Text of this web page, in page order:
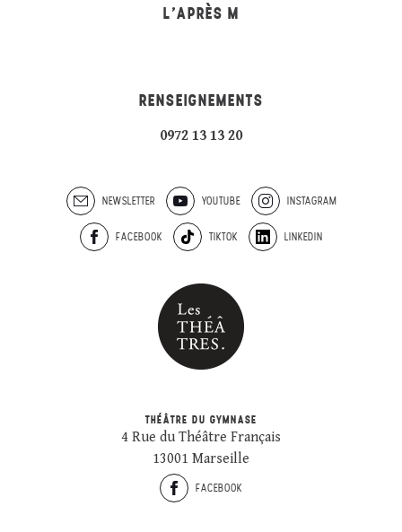
L’APRÈS M
RENSEIGNEMENTS
0972 13 13 20
NEWSLETTER YOUTUBE INSTAGRAM
FACEBOOK TIKTOK LINKEDIN
THÉÂTRE DU GYMNASE
4 Rue du Théâtre Français
13001 Marseille
FACEBOOK